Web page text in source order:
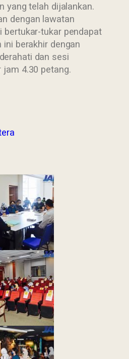
yang telah dijalankan.
dengan lawatan
bertukar-tukar pendapat
ini berakhir dengan
dan sesi
4.30 petang.